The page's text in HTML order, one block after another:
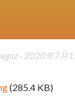
- 2020年7月
(285.4 KB)